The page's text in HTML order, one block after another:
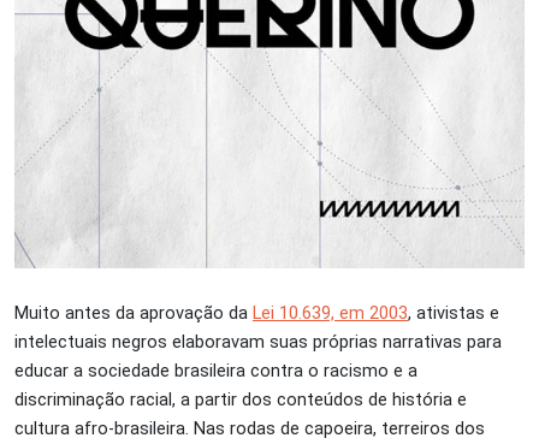
Muito antes da aprovação da Lei 10.639, em 2003, ativistas e
intelectuais negros elaboravam suas próprias narrativas para
educar a sociedade brasileira contra o racismo e a
discriminação racial, a partir dos conteúdos de história e
cultura afro-brasileira. Nas rodas de capoeira, terreiros dos